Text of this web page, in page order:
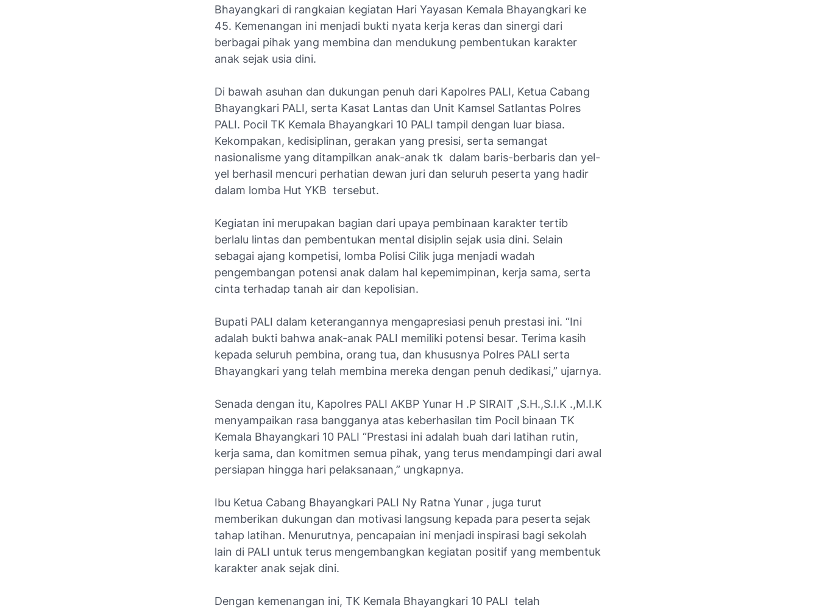
Bhayangkari di rangkaian kegiatan Hari Yayasan Kemala Bhayangkari ke
45. Kemenangan ini menjadi bukti nyata kerja keras dan sinergi dari
berbagai pihak yang membina dan mendukung pembentukan karakter
anak sejak usia dini.
Di bawah asuhan dan dukungan penuh dari Kapolres PALI, Ketua Cabang
Bhayangkari PALI, serta Kasat Lantas dan Unit Kamsel Satlantas Polres
PALI. Pocil TK Kemala Bhayangkari 10 PALI tampil dengan luar biasa.
Kekompakan, kedisiplinan, gerakan yang presisi, serta semangat
nasionalisme yang ditampilkan anak-anak tk dalam baris-berbaris dan yel-
yel berhasil mencuri perhatian dewan juri dan seluruh peserta yang hadir
dalam lomba Hut YKB tersebut.
Kegiatan ini merupakan bagian dari upaya pembinaan karakter tertib
berlalu lintas dan pembentukan mental disiplin sejak usia dini. Selain
sebagai ajang kompetisi, lomba Polisi Cilik juga menjadi wadah
pengembangan potensi anak dalam hal kepemimpinan, kerja sama, serta
cinta terhadap tanah air dan kepolisian.
Bupati PALI dalam keterangannya mengapresiasi penuh prestasi ini. “Ini
adalah bukti bahwa anak-anak PALI memiliki potensi besar. Terima kasih
kepada seluruh pembina, orang tua, dan khususnya Polres PALI serta
Bhayangkari yang telah membina mereka dengan penuh dedikasi,” ujarnya.
Senada dengan itu, Kapolres PALI AKBP Yunar H .P SIRAIT ,S.H.,S.I.K .,M.I.K
menyampaikan rasa bangganya atas keberhasilan tim Pocil binaan TK
Kemala Bhayangkari 10 PALI “Prestasi ini adalah buah dari latihan rutin,
kerja sama, dan komitmen semua pihak, yang terus mendampingi dari awal
persiapan hingga hari pelaksanaan,” ungkapnya.
Ibu Ketua Cabang Bhayangkari PALI Ny Ratna Yunar , juga turut
memberikan dukungan dan motivasi langsung kepada para peserta sejak
tahap latihan. Menurutnya, pencapaian ini menjadi inspirasi bagi sekolah
lain di PALI untuk terus mengembangkan kegiatan positif yang membentuk
karakter anak sejak dini.
Dengan kemenangan ini, TK Kemala Bhayangkari 10 PALI telah